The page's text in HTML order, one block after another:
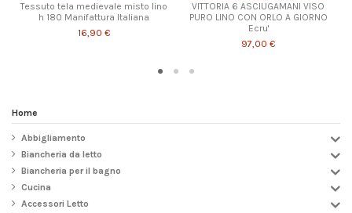
Tessuto tela medievale misto lino
h 180 Manifattura Italiana
16,90 €
VITTORIA 6 ASCIUGAMANI VISO
PURO LINO CON ORLO A GIORNO
Ecru'
97,00 €
Home
Abbigliamento
Biancheria da letto
Biancheria per il bagno
Cucina
Accessori Letto